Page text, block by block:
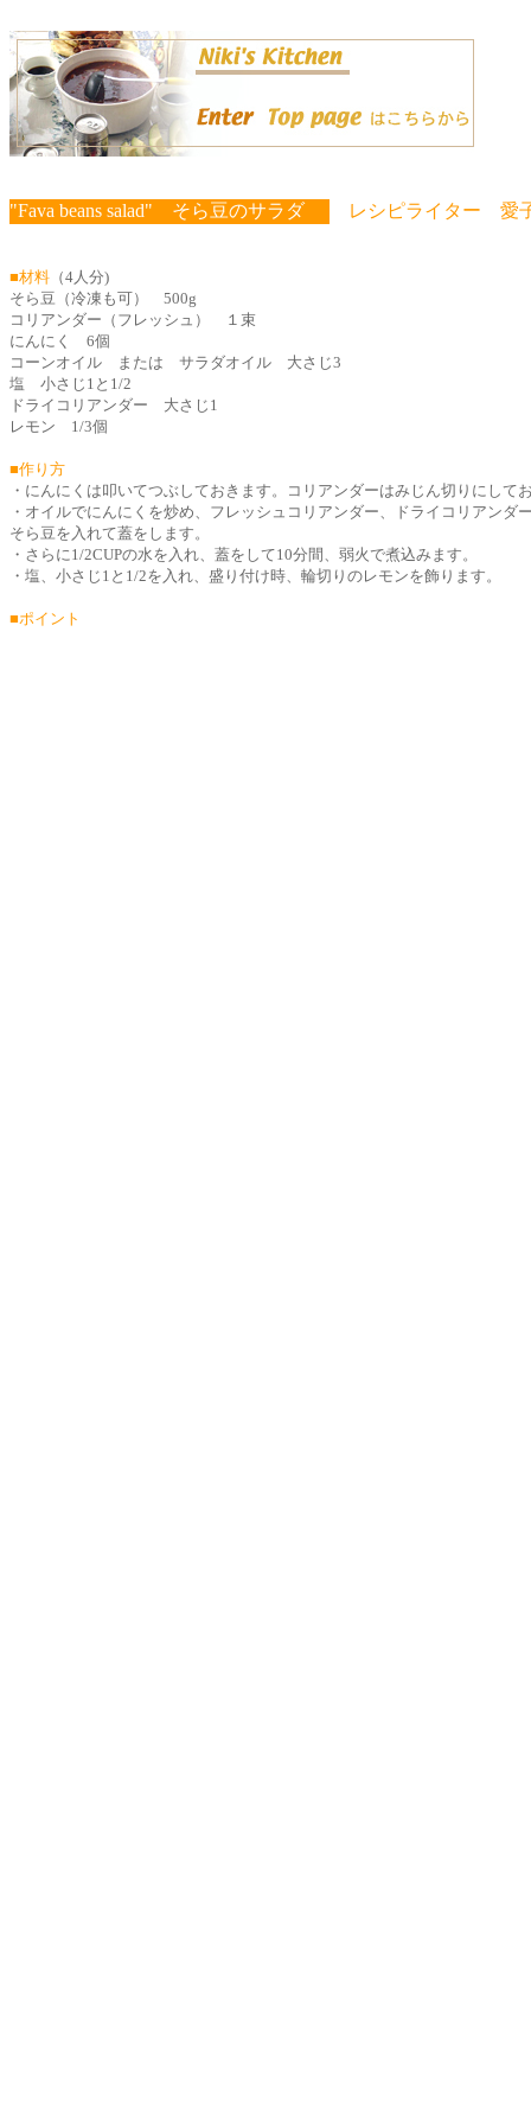
"Fava beans salad" そら豆のサラダ レシピライター 愛
■材料 （4人分)
そら豆（冷凍も可） 500g
コリアンダー（フレッシュ） １束
にんにく 6個
コーンオイル または サラダオイル 大さじ3
塩 小さじ1と1/2
ドライコリアンダー 大さじ1
レモン 1/3個
■作り方
・にんにくは叩いてつぶしておきます。コリアンダーはみじん切りにして
・オイルでにんにくを炒め、フレッシュコリアンダー、ドライコリアンダ
そら豆を入れて蓋をします。
・さらに1/2CUPの水を入れ、蓋をして10分間、弱火で煮込みます。
・塩、小さじ1と1/2を入れ、盛り付け時、輪切りのレモンを飾ります。
■ポイント